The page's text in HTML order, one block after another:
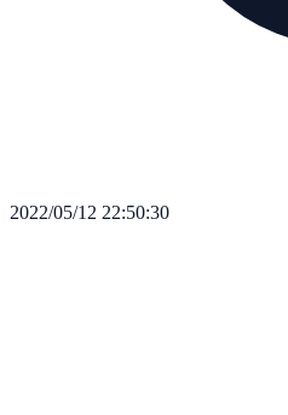
2022/05/12 22:50:30